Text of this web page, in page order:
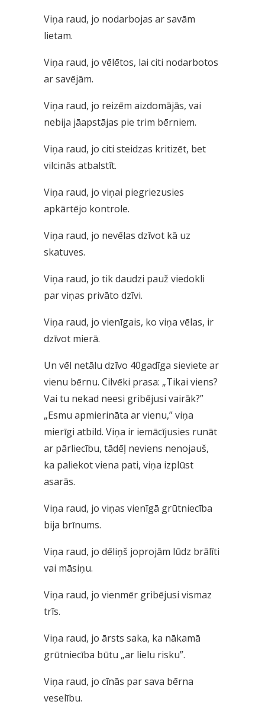
Viņa raud, jo nodarbojas ar savām
lietam.
Viņa raud, jo vēlētos, lai citi nodarbotos
ar savējām.
Viņa raud, jo reizēm aizdomājās, vai
nebija jāapstājas pie trim bērniem.
Viņa raud, jo citi steidzas kritizēt, bet
vilcinās atbalstīt.
Viņa raud, jo viņai piegriezusies
apkārtējo kontrole.
Viņa raud, jo nevēlas dzīvot kā uz
skatuves.
Viņa raud, jo tik daudzi pauž viedokli
par viņas privāto dzīvi.
Viņa raud, jo vienīgais, ko viņa vēlas, ir
dzīvot mierā.
Un vēl netālu dzīvo 40gadīga sieviete ar
vienu bērnu. Cilvēki prasa: „Tikai viens?
Vai tu nekad neesi gribējusi vairāk?”
„Esmu apmierināta ar vienu,” viņa
mierīgi atbild. Viņa ir iemācījusies runāt
ar pārliecību, tādēļ neviens nenojauš,
ka paliekot viena pati, viņa izplūst
asarās.
Viņa raud, jo viņas vienīgā grūtniecība
bija brīnums.
Viņa raud, jo dēliņš joprojām lūdz brālīti
vai māsiņu.
Viņa raud, jo vienmēr gribējusi vismaz
trīs.
Viņa raud, jo ārsts saka, ka nākamā
grūtniecība būtu „ar lielu risku”.
Viņa raud, jo cīnās par sava bērna
veselību.